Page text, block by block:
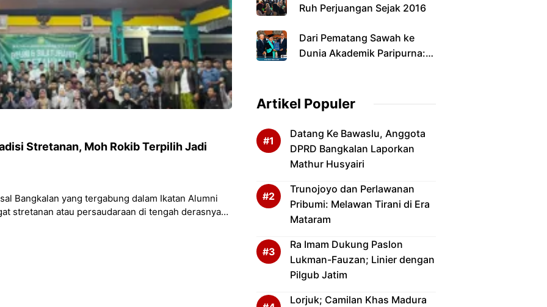
Stretanan, Moh Rokib Terpilih Jadi
Bangkalan yang tergabung dalam Ikatan Alumni
stretanan atau persaudaraan di tengah derasnya
Ruh Perjuangan Sejak 2016
Dari Pematang Sawah ke
Dunia Akademik Paripurna:
Doktor
Artikel Populer
Datang Ke Bawaslu, Anggota
DPRD Bangkalan Laporkan
Mathur Husyairi
Trunojoyo dan Perlawanan
Pribumi: Melawan Tirani di Era
Mataram
Ra Imam Dukung Paslon
Lukman-Fauzan; Linier dengan
Pilgub Jatim
Lorjuk; Camilan Khas Madura